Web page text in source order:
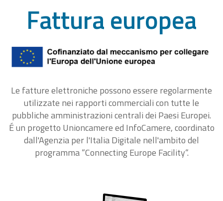
Fattura europea
Le fatture elettroniche possono essere regolarmente
utilizzate nei rapporti commerciali con tutte le
pubbliche amministrazioni centrali dei Paesi Europei.
É un progetto Unioncamere ed InfoCamere, coordinato
dall'Agenzia per l'Italia Digitale nell'ambito del
programma “Connecting Europe Facility“.